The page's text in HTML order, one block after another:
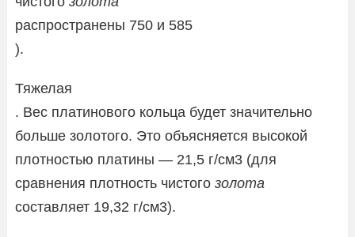
распространены 750 и 585
).
Тяжелая
. Вес платинового кольца будет значительно
больше золотого. Это объясняется высокой
плотностью платины — 21,5 г/см3 (для
сравнения плотность чистого золота
составляет 19,32 г/см3).